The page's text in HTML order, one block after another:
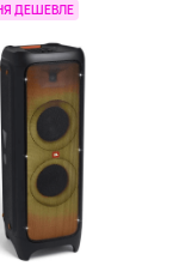
ДЕШЕВЛЕ